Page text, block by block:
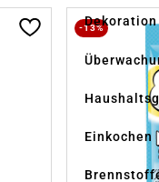
Dekoration
Einkochen
-13%